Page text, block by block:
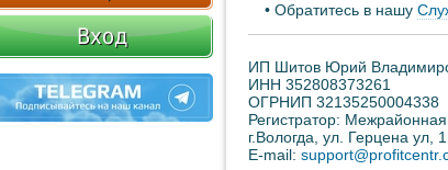
• Обратитесь в нашу
ИП Шитов Юрий
ИНН 352808373261
ОГРНИП 32135250004338
Регистратор:
г.Вологда, ул. Герцена ул, 1
E-mail: